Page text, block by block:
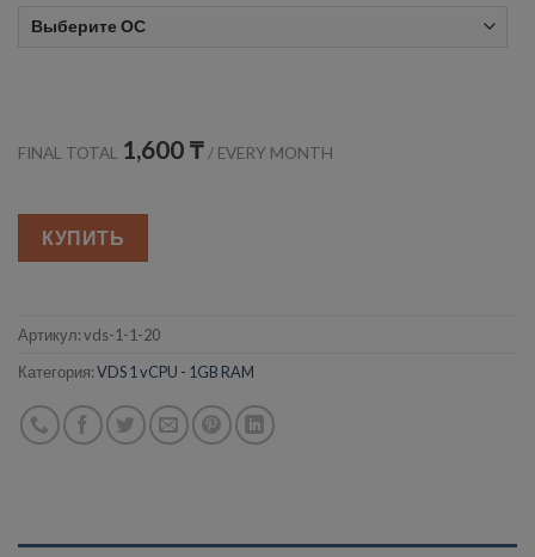
FINAL TOTAL 1,600 ₸/ EVERY MONTH
КУПИТЬ
Артикул:vds-1-1-20
Категория:VDS 1 vCPU - 1GB RAM